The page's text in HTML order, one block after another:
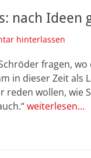
nach Ideen
hinterlassen
fragen,
in dieser Zeit als
reden wollen, wie
weiterlesen…